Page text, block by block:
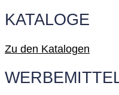
KATALOGE
Zu den Katalogen